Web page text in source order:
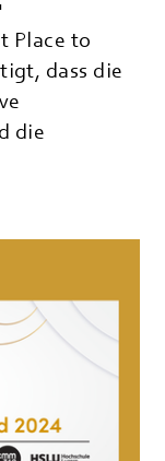
Place to
dass die
die